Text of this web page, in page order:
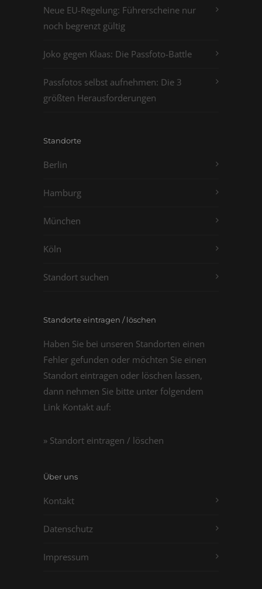
Neue EU-Regelung: Führerscheine nur
noch begrenzt gültig
Joko gegen Klaas: Die Passfoto-Battle
Passfotos selbst aufnehmen: Die 3
größten Herausforderungen
Standorte
Berlin
Hamburg
München
Köln
Standort suchen
Standorte eintragen / löschen
Haben Sie bei unseren Standorten einen
Fehler gefunden oder möchten Sie einen
Standort eintragen oder löschen lassen,
dann nehmen Sie bitte unter folgendem
Link Kontakt auf:
» Standort eintragen / löschen
Über uns
Kontakt
Datenschutz
Impressum